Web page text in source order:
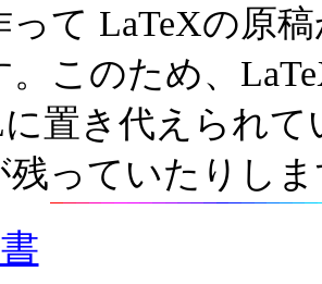
って LaTeXの原
。このため、
置き代えられて
残っていたりし